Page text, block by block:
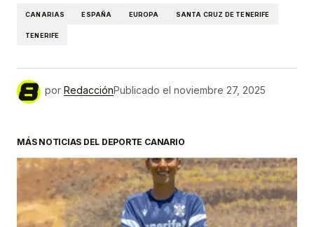
CANARIAS ESPAÑA EUROPA SANTA CRUZ DE TENERIFE
TENERIFE
por RedacciónPublicado el noviembre 27, 2025
MÁS NOTICIAS DEL DEPORTE CANARIO